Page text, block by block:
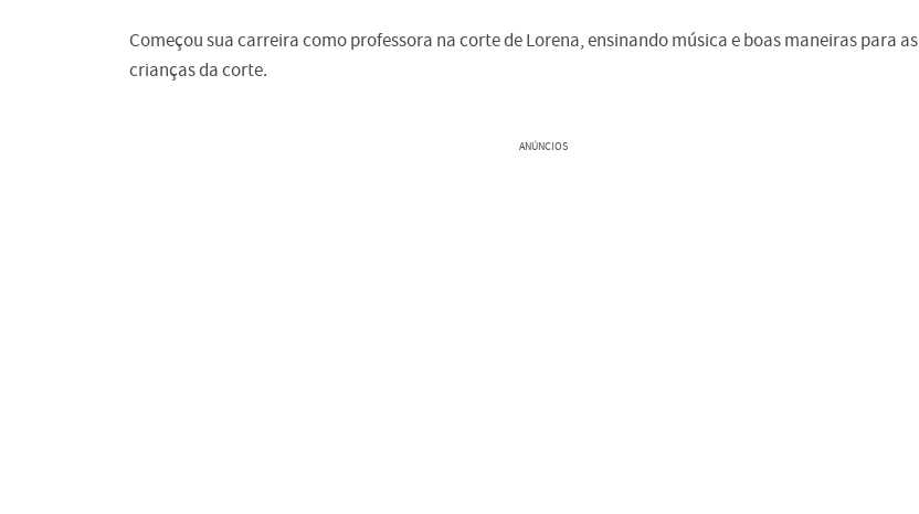
Começou sua carreira como professora na corte de Lorena, ensinando música e boas maneiras para as
crianças da corte.
ANÚNCIOS